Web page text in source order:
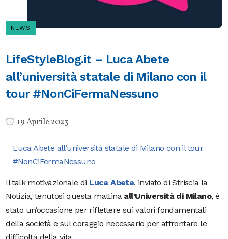
NEWS
LifeStyleBlog.it – Luca Abete
all’università statale di Milano con il
tour #NonCiFermaNessuno
19 Aprile 2023
Luca Abete all’università statale di Milano con il tour
#NonCiFermaNessuno
Il talk motivazionale di Luca Abete, inviato di Striscia la
Notizia, tenutosi questa mattina all’Università di Milano, è
stato un’occasione per riflettere sui valori fondamentali
della società e sul coraggio necessario per affrontare le
difficoltà della vita.